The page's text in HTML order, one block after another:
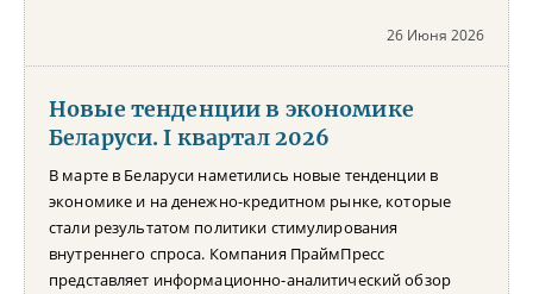
26 Июня 2026
Новые тенденции в экономике
Беларуси. I квартал 2026
В марте в Беларуси наметились новые тенденции в
экономике и на денежно-кредитном рынке, которые
стали результатом политики стимулирования
внутреннего спроса. Компания ПраймПресс
представляет информационно-аналитический обзор